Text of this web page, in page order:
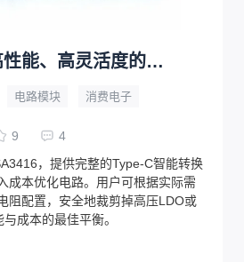
高性能、高灵活度的A公头转C母座智能转换方案
电路模块 消费电子
9
4
，提供完整的Type-C智能转换
成本优化电路。用户可根据实际需
阻配置，安全地裁剪掉高压LDO或
成本的最佳平衡。